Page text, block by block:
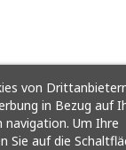
von
in Bezug auf
navigation. Um Ihre
Sie auf die